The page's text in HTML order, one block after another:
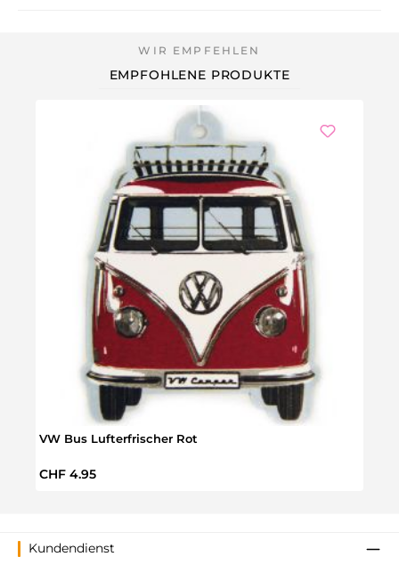
EMPFOHLENE PRODUKTE
VW Bus Lufterfrischer Rot
Regulärer Preis:
CHF 4.95
Kundendienst